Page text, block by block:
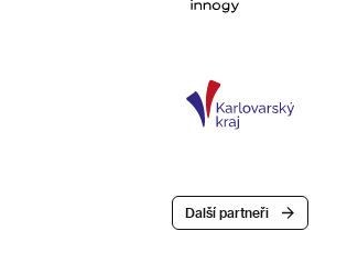
Další partneři